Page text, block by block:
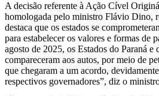
A decisão referente à Ação Cível
homologada pelo ministro Flávio Dino,
destaca que os estados se
para estabelecer os valores e formas de
agosto de 2025, os Estados do Paraná e
compareceram aos autos, por meio de
que chegaram a um acordo,
respectivos governadores”, diz o